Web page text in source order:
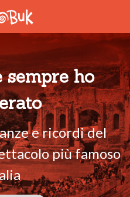
sempre ho
e ricordi del
più famoso